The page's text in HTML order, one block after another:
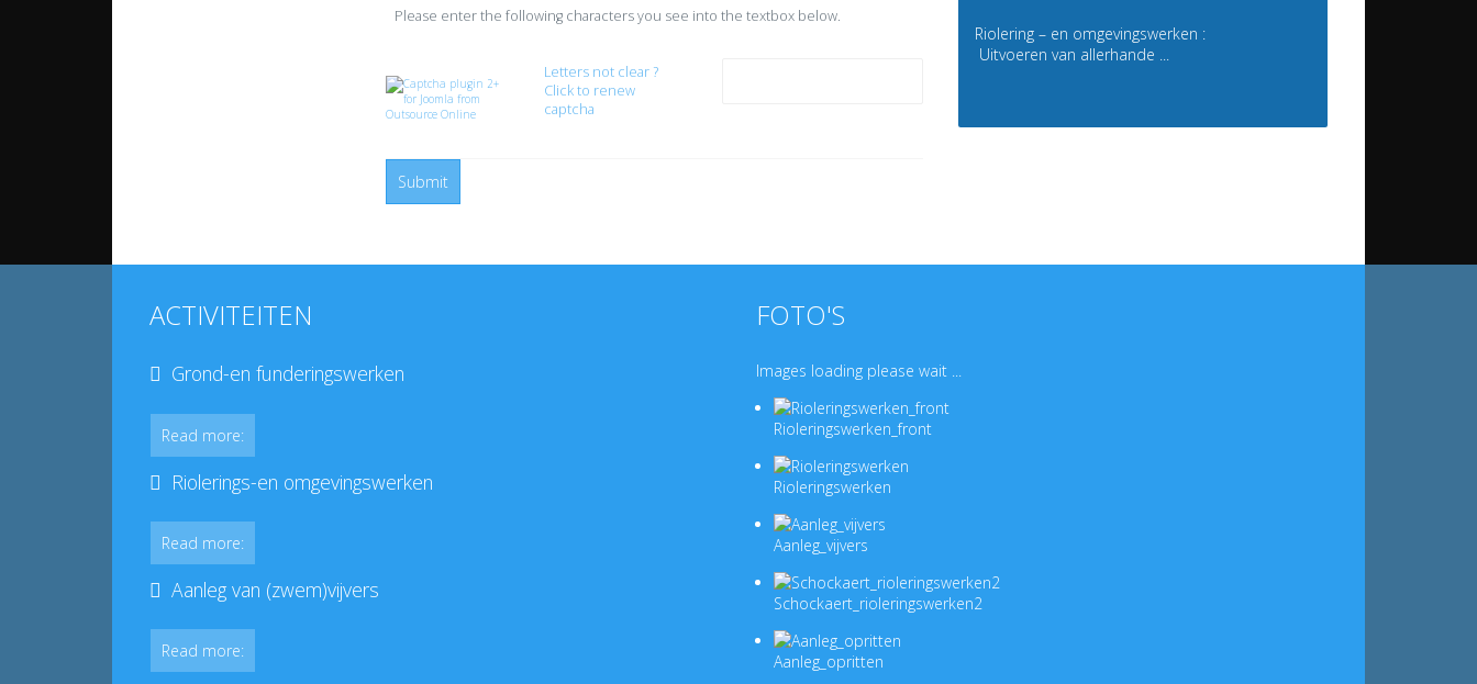
Please enter the following characters you see into the textbox below.
Letters not clear ?
Click to renew
captcha
Submit
Riolering – en omgevingswerken :
Uitvoeren van allerhande ...
ACTIVITEITEN
Grond-en funderingswerken
Read more:
Riolerings-en omgevingswerken
Read more:
Aanleg van (zwem)vijvers
Read more:
FOTO'S
Images loading please wait ...
Rioleringswerken_front
Rioleringswerken
Aanleg_vijvers
Schockaert_rioleringswerken2
Aanleg_opritten